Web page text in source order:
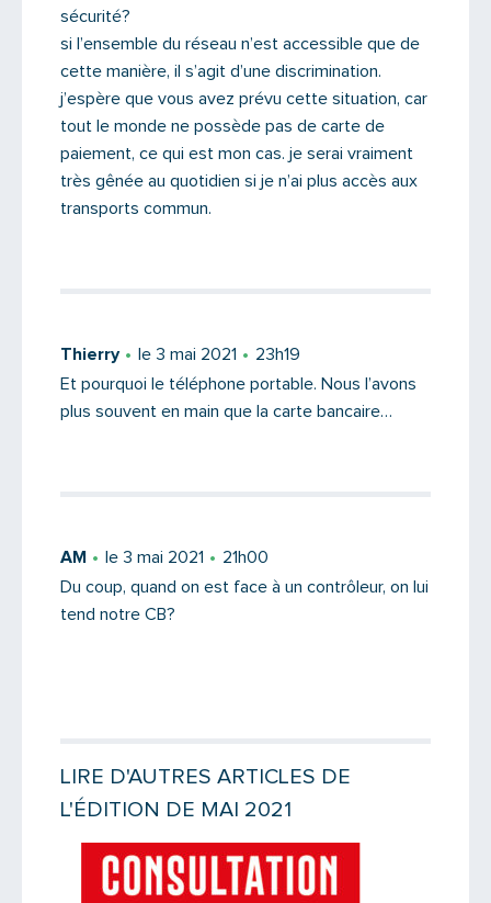
sécurité?
si l’ensemble du réseau n’est accessible que de
cette manière, il s’agit d’une discrimination.
j’espère que vous avez prévu cette situation, car
tout le monde ne possède pas de carte de
paiement, ce qui est mon cas. je serai vraiment
très gênée au quotidien si je n’ai plus accès aux
transports commun.
Thierry le 3 mai 2021
23h19
Et pourquoi le téléphone portable. Nous l’avons
plus souvent en main que la carte bancaire…
AM le 3 mai 2021
21h00
Du coup, quand on est face à un contrôleur, on lui
tend notre CB?
LIRE D'AUTRES ARTICLES DE
L'ÉDITION DE MAI 2021
Lire la suite